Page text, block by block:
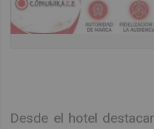
Desde el hotel